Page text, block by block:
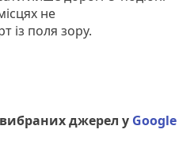
не
із поля зору.
джерел у Google